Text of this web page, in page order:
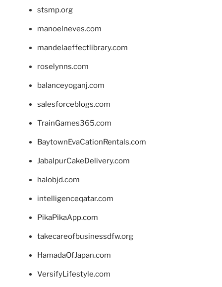
stsmp.org
manoelneves.com
mandelaeffectlibrary.com
roselynns.com
balanceyoganj.com
salesforceblogs.com
TrainGames365.com
BaytownEvaCationRentals.com
JabalpurCakeDelivery.com
halobjd.com
intelligenceqatar.com
PikaPikaApp.com
takecareofbusinessdfw.org
HamadaOfJapan.com
VersifyLifestyle.com